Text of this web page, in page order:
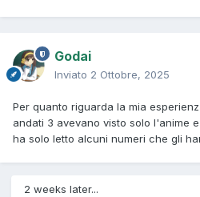
Godai
Inviato 2 Ottobre, 2025
Per quanto riguarda la mia
andati 3 avevano visto solo l'anime
ha solo letto alcuni numeri che gli
2 weeks later...